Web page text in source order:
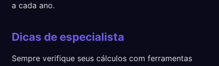
a cada ano.
Dicas de especialista
Sempre verifique seus cálculos com ferramentas